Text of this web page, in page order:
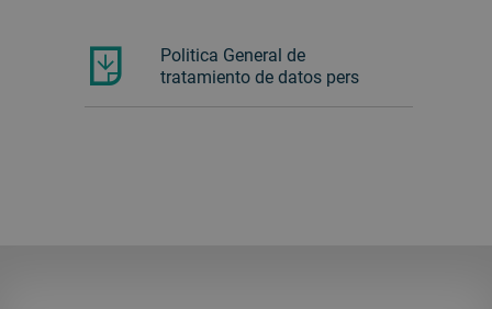
Politica General de
tratamiento de datos pers